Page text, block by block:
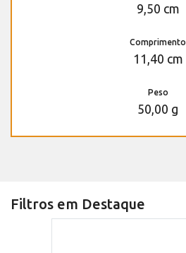
9,50 cm
Comprimento
11,40 cm
Peso
50,00 g
Filtros em Destaque